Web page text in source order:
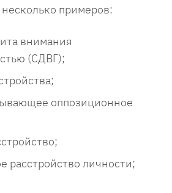
примеров:
внимания
(СДВГ);
оппозиционное
расстройство личности;